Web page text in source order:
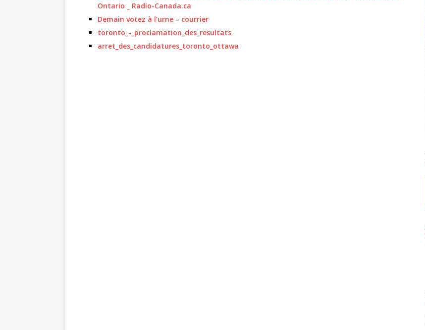
Ontario _ Radio-Canada.ca
Demain votez à l’urne – courrier
toronto_-_proclamation_des_resultats
arret_des_candidatures_toronto_ottawa